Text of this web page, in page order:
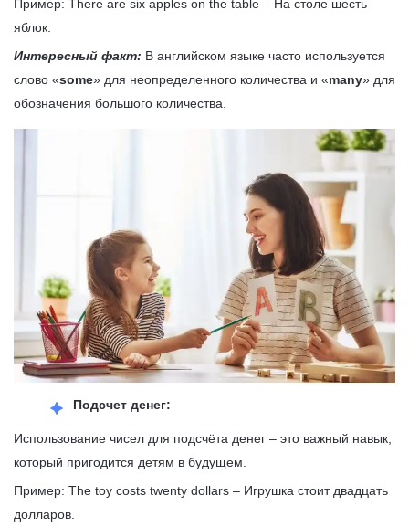
Пример: There are six apples on the table – На столе шесть
яблок.
Интересный факт: В английском языке часто используется
слово «some» для неопределенного количества и «many» для
обозначения большого количества.
Подсчет денег:
Использование чисел для подсчёта денег – это важный навык,
который пригодится детям в будущем.
Пример: The toy costs twenty dollars – Игрушка стоит двадцать
долларов.